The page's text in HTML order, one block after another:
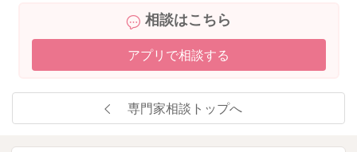
相談はこちら
アプリで相談する
専門家相談トップへ